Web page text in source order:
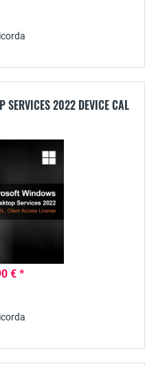
SERVICES 2022 DEVICE CAL
€ *